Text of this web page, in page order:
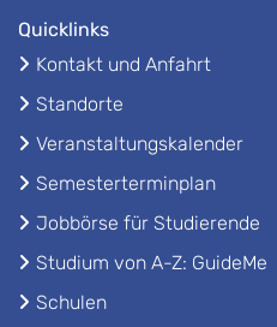
Quicklinks
Kontakt und Anfahrt
Standorte
Veranstaltungskalender
Semesterterminplan
Jobbörse für Studierende
Studium von A-Z: GuideMe
Schulen